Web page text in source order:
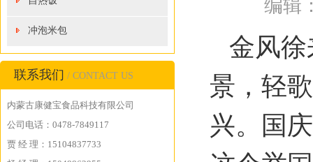
冲泡米包
联系我们 / CONTACT US
内蒙古康健宝食品科技有限公司
公司电话：0478-7849117
贾 经 理：15104837733
编辑
金风
景，轻
兴。国